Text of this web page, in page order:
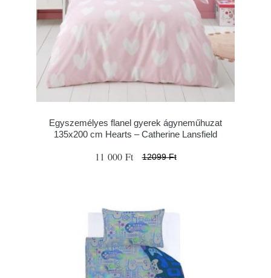
Egyszemélyes flanel gyerek ágyneműhuzat
135x200 cm Hearts – Catherine Lansfield
11 000 Ft 12099 Ft